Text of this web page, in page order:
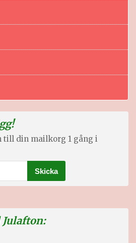
till din mailkorg 1 gång i